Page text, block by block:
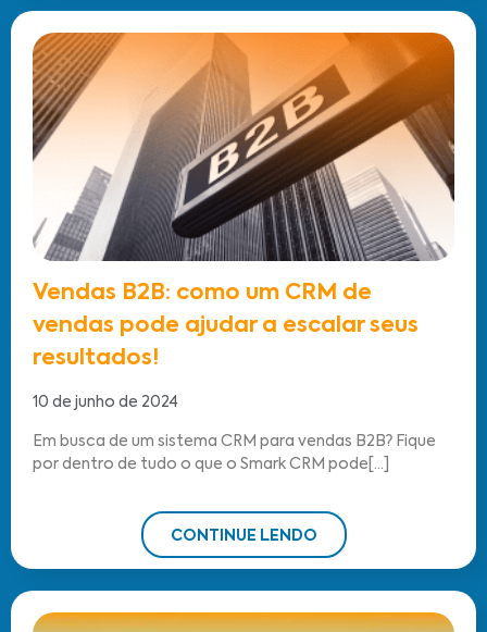
Vendas B2B: como um CRM de
vendas pode ajudar a escalar seus
resultados!
10 de junho de 2024
Em busca de um sistema CRM para vendas B2B? Fique
por dentro de tudo o que o Smark CRM pode[...]
CONTINUE LENDO